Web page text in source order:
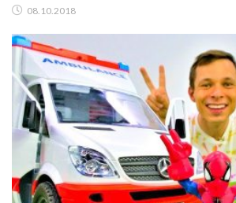
08.10.2018